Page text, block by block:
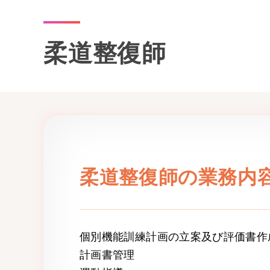
柔道整復師
柔道整復師の業務内
個別機能訓練計画の立案及び評価書作
計画書管理